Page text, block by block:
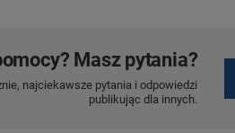
Masz pytania?
najciekawsze pytania i odpowiedzi
publikując dla innych.